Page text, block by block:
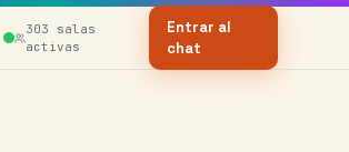
303 salas
activas
Entrar al
chat